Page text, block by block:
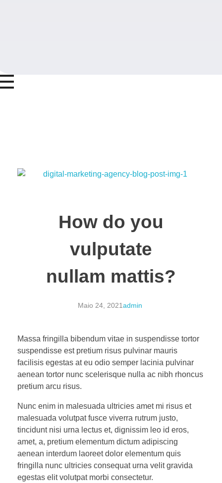
How do you
vulputate
nullam mattis?
Maio 24, 2021admin
Massa fringilla bibendum vitae in suspendisse tortor
suspendisse est pretium risus pulvinar mauris
facilisis egestas at eu odio semper lacinia pulvinar
aenean tortor nunc scelerisque nulla ac nibh rhoncus
pretium arcu risus.
Nunc enim in malesuada ultricies amet mi risus et
malesuada volutpat fusce viverra rutrum justo,
tincidunt nisi urna lectus et, dignissim leo id eros,
amet, a, pretium elementum dictum adipiscing
aenean interdum laoreet dolor elementum quis
fringilla nunc ultricies consequat urna velit gravida
egestas elit volutpat morbi consectetur.